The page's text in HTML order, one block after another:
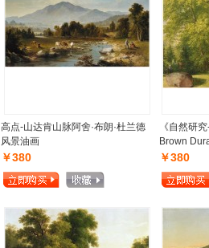
高点-山达肯山脉阿舍·布朗·杜兰德
风景油画
￥380
《自然研
Brown
￥380